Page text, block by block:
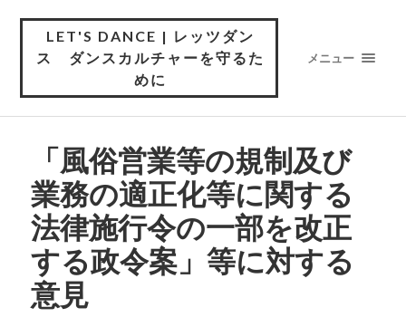
LET'S DANCE | レッツダン
ス ダンスカルチャーを守るた
めに
メニュー
「風俗営業等の規制及び
業務の適正化等に関する
法律施行令の一部を改正
する政令案」等に対する
意見